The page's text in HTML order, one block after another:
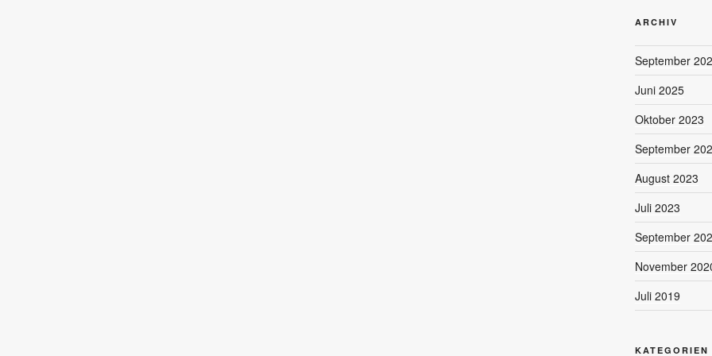
ARCHIV
September
Juni 2025
Oktober 2023
September
August 2023
Juli 2023
September
November
Juli 2019
KATEGORIEN